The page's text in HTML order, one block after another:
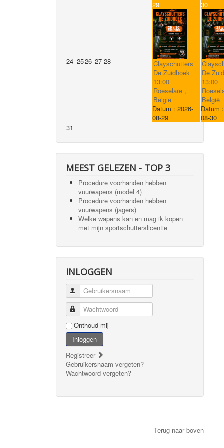
24 2526 27 28
29
Clayschutters
De Zuidhoek
13:00
Roeselare ,
België
Datum :2026-
08-29
30
De
13:00
België
Datum
08-30
31
MEEST GELEZEN - TOP 3
Procedure voorhanden hebben
vuurwapens (model 4)
Procedure voorhanden hebben
vuurwapens (jagers)
Welke wapens kan en mag ik kopen
met mijn sportschutterslicentie
INLOGGEN
Gebruikersnaam
Wachtwoord
Onthoud mij
Inloggen
Registreer
Gebruikersnaam vergeten?
Wachtwoord vergeten?
Terug naar boven